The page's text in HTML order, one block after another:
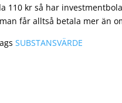
110 kr så har
får alltså betala mer än
SUBSTANSVÄRDE